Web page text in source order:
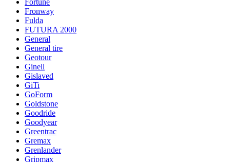
Fronway
Fulda
FUTURA 2000
General
General tire
Geotour
Ginell
Gislaved
GiTi
GoForm
Goldstone
Goodride
Goodyear
Greentrac
Gremax
Grenlander
Gripmax